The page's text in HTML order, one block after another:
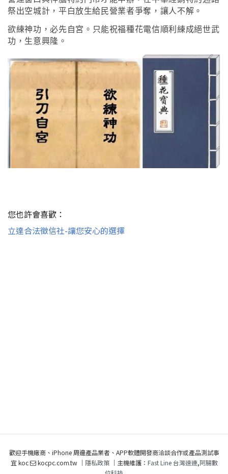
祭出空城計，平白放生給民營業者爭奪，讓人不解。
欲練神功 ，必先自宮 。只能祝福種花電信順利練成絕世武
功 ， 生意興隆 。
您也許會喜歡：
立達合法徵信社-讓您安心的選擇
歡迎手機廠商、iPhone 周邊產品業者、APP軟體開發商洽談合作或產品測試事
宜 koc
kocpc.com.tw ｜ 隱私政策｜主機維護： Fast Line 台灣速連,阿腸數